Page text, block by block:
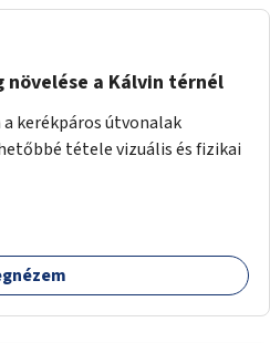
növelése a Kálvin térnél
kerékpáros útvonalak
tétele vizuális és fizikai